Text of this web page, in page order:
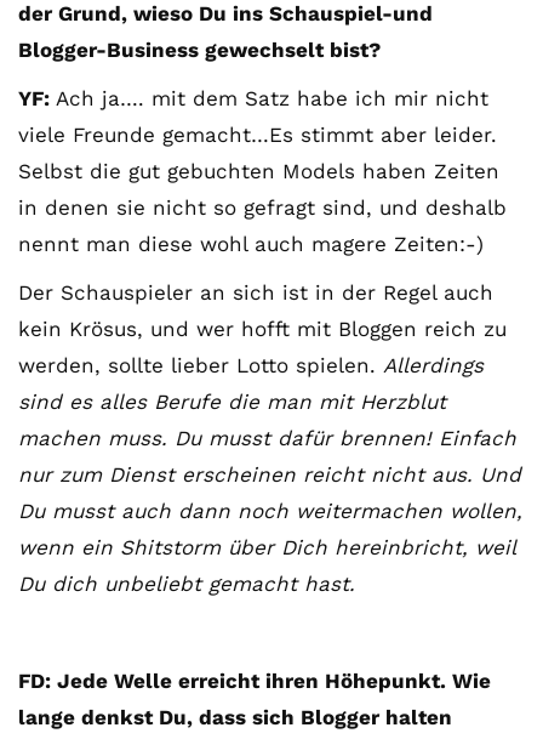
der Grund, wieso Du ins Schauspiel-und
Blogger-Business gewechselt bist?
YF: Ach ja…. mit dem Satz habe ich mir nicht
viele Freunde gemacht…Es stimmt aber leider.
Selbst die gut gebuchten Models haben Zeiten
in denen sie nicht so gefragt sind, und deshalb
nennt man diese wohl auch magere Zeiten:-)
Der Schauspieler an sich ist in der Regel auch
kein Krösus, und wer hofft mit Bloggen reich zu
werden, sollte lieber Lotto spielen. Allerdings
sind es alles Berufe die man mit Herzblut
machen muss. Du musst dafür brennen! Einfach
nur zum Dienst erscheinen reicht nicht aus. Und
Du musst auch dann noch weitermachen wollen,
wenn ein Shitstorm über Dich hereinbricht, weil
Du dich unbeliebt gemacht hast.
FD: Jede Welle erreicht ihren Höhepunkt. Wie
lange denkst Du, dass sich Blogger halten